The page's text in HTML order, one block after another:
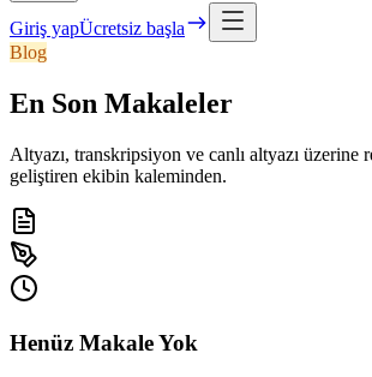
Giriş yapÜcretsiz başla
Blog
En Son Makaleler
Altyazı, transkripsiyon ve canlı altyazı üzerine
geliştiren ekibin kaleminden.
Henüz Makale Yok